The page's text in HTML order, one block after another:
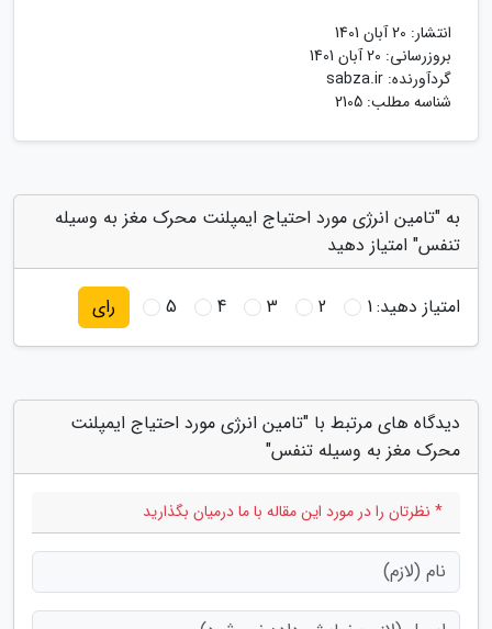
انتشار: 20 آبان 1401
بروزرسانی: 20 آبان 1401
گردآورنده: sabza.ir
شناسه مطلب: 2105
به "تامین انرژی مورد احتیاج ایمپلنت محرک مغز به وسیله
تنفس" امتیاز دهید
امتیاز دهید:1
2
3
4
5 رای
دیدگاه های مرتبط با "تامین انرژی مورد احتیاج ایمپلنت
محرک مغز به وسیله تنفس"
* نظرتان را در مورد این مقاله با ما درمیان بگذارید